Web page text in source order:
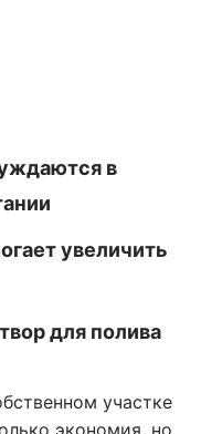
в
увеличить
для полива
участке
экономия, но